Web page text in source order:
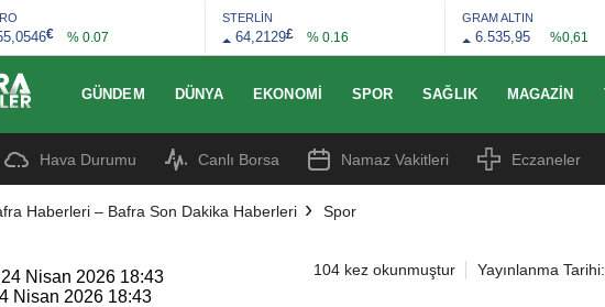
€ % 0.07
STERLİN
64,2129£ % 0.16
GRAM ALTIN
6.535,95 %0,61
GÜNDEM DÜNYA EKONOMI SPOR SAĞLIK MAGAZIN
Hava Durumu Canlı Borsa Namaz Vakitleri Eczaneler
Haberleri – Bafra Son Dakika Haberleri Spor
104 kez okunmuştur Yayınlanma
Nisan 2026 18:43
Nisan 2026 18:43